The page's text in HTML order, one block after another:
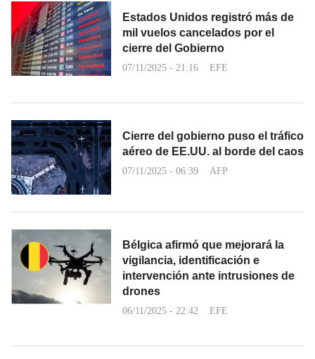
Estados Unidos registró más de
mil vuelos cancelados por el
cierre del Gobierno
07/11/2025 - 21:16 EFE
Cierre del gobierno puso el tráfico
aéreo de EE.UU. al borde del caos
07/11/2025 - 06:39 AFP
Bélgica afirmó que mejorará la
vigilancia, identificación e
intervención ante intrusiones de
drones
06/11/2025 - 22:42 EFE